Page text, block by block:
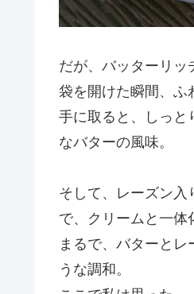
だが、バッターリッ
袋を開けた瞬間、ふ
手に取ると、しっと
なバターの風味。
そして、レーズン入
で、クリームと一体
まるで、バターと
うな調和。